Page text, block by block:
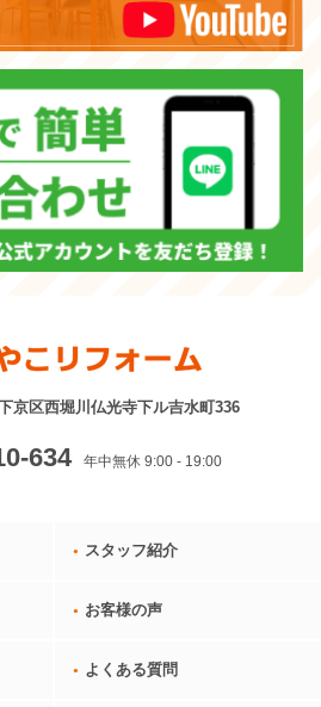
京区西堀川仏光寺下ル吉水町336
634 年中無休 9:00 - 19:00
スタッフ紹介
お客様の声
よくある質問